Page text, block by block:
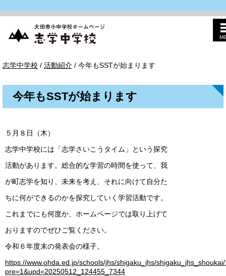
学
学
現
の
志学中学校 / 活動紹介 / 今年もSSTが始まります
今年もSSTが始まります
５月８日（木）
志学中学校には「志学さいこうタイム」という探究
活動があります。総合的な学習の時間を使って、我
が町志学を知り、未来を考え、それに向けて自分た
ちに何ができるのかを探究していく学習活動です。
これまでにも何度か、ホームページでは取り上げて
おりますのでぜひご覧ください。
令和６年度末の発表会の様子。
https://www.ohda.ed.jp/schools/jhs/shigaku_jhs/
pre=1&upd=20250512_124455_7344